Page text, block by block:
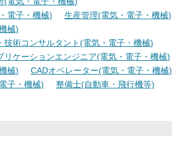
電子・機械)
生産管理(電気・電子・機械)
械)
技術コンサルタント(電気・電子・機械)
リケーションエンジニア(電気・電子・機械)
械)
CADオペレーター(電気・電子・機械)
子・機械)
整備士(自動車・飛行機等)